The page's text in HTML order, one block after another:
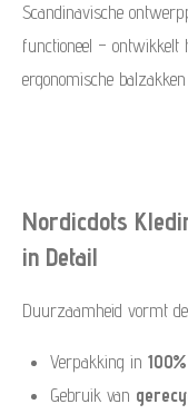
Scandinavische
functioneel – ontwikkelt
ergonomische
Nordicdots
in Detail
Duurzaamheid vormt
Verpakking in
Gebruik van